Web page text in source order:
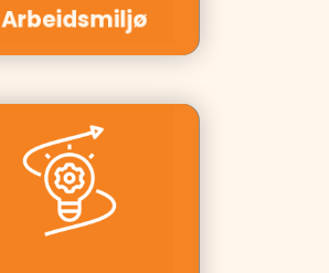
Arbeidsmiljø
Kunder:
Innovasjon